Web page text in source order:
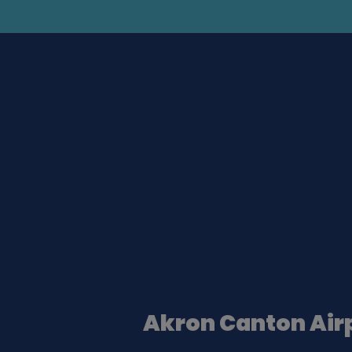
Akron Canton